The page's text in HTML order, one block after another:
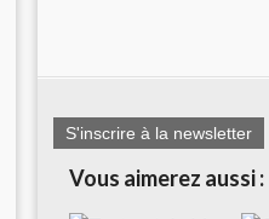
S'inscrire à la newsletter
Vous aimerez aussi :